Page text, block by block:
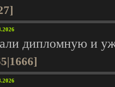
дипломную и